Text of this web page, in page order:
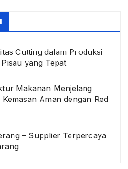
Cutting dalam Produksi
yang Tepat
Makanan Menjelang
Aman dengan Red
– Supplier Terpercaya